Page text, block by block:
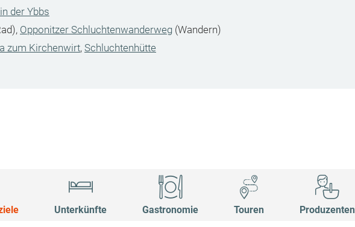
der Ybbs
Opponitzer Schluchtenwanderweg (Wandern)
zum Kirchenwirt, Schluchtenhütte
Unterkünfte Gastronomie Touren Produzenten